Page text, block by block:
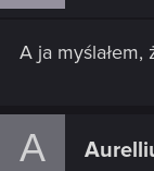
A ja myślałem,
A